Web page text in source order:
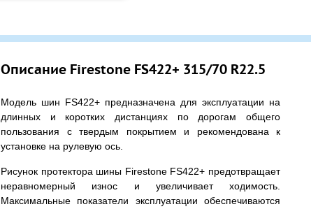
Описание Firestone FS422+ 315/70 R22.5
Модель шин FS422+ предназначена для эксплуатации на
длинных и коротких дистанциях по дорогам общего
пользования с твердым покрытием и рекомендована к
установке на рулевую ось.
Рисунок протектора шины Firestone FS422+ предотвращает
неравномерный износ и увеличивает ходимость.
Максимальные показатели эксплуатации обеспечиваются